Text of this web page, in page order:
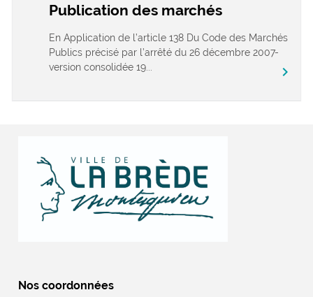
Publication des marchés
En Application de l’article 138 Du Code des Marchés
Publics précisé par l’arrêté du 26 décembre 2007-
version consolidée 19...
chevron_right
Nos coordonnées